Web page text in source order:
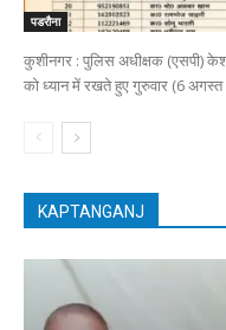
पडरौना
कुशीनगर : पुलिस अधीक्षक (एसपी)
को ध्यान में रखते हुए गुरुवार (6 अगस्त
KAPTANGANJ